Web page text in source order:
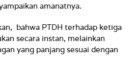
amanatnya.
bahwa PTDH terhadap ketiga
secara instan, melainkan
yang panjang sesuai dengan